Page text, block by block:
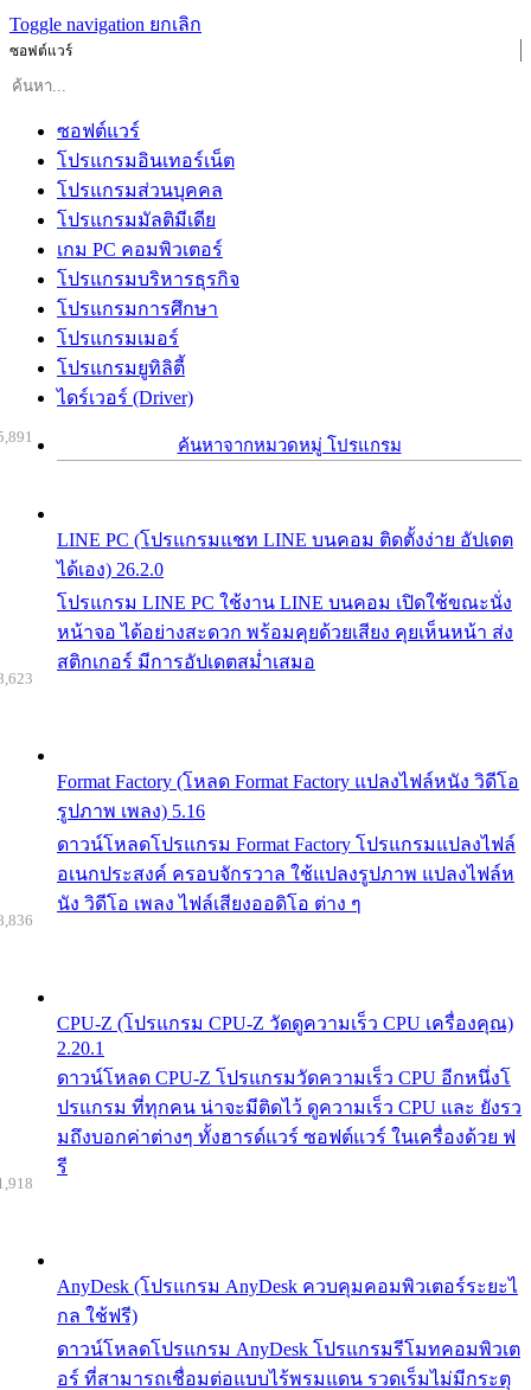
Toggle navigation ยกเลิก
ซอฟต์แวร์
ซอฟต์แวร์
โปรแกรมอินเทอร์เน็ต
โปรแกรมส่วนบุคคล
โปรแกรมมัลติมีเดีย
เกม PC คอมพิวเตอร์
โปรแกรมบริหารธุรกิจ
โปรแกรมการศึกษา
โปรแกรมเมอร์
โปรแกรมยูทิลิตี้
ไดร์เวอร์ (Driver)
ค้นหาจากหมวดหมู่ โปรแกรม
LINE PC (โปรแกรมแชท LINE บนคอม ติดตั้งง่าย อัปเดต
ได้เอง) 26.2.0
โปรแกรม LINE PC ใช้งาน LINE บนคอม เปิดใช้ขณะนั่ง
หน้าจอ ได้อย่างสะดวก พร้อมคุยด้วยเสียง คุยเห็นหน้า ส่ง
สติกเกอร์ มีการอัปเดตสม่ำเสมอ
Format Factory (โหลด Format Factory แปลงไฟล์หนัง วิดีโอ
รูปภาพ เพลง) 5.16
ดาวน์โหลดโปรแกรม Format Factory โปรแกรมแปลงไฟล์
อเนกประสงค์ ครอบจักรวาล ใช้แปลงรูปภาพ แปลงไฟล์ห
นัง วิดีโอ เพลง ไฟล์เสียงออดิโอ ต่าง ๆ
CPU-Z (โปรแกรม CPU-Z วัดดูความเร็ว CPU เครื่องคุณ)
2.20.1
ดาวน์โหลด CPU-Z โปรแกรมวัดความเร็ว CPU อีกหนึ่งโ
ปรแกรม ที่ทุกคน น่าจะมีติดไว้ ดูความเร็ว CPU และ ยังรว
มถึงบอกค่าต่างๆ ทั้งฮารด์แวร์ ซอฟต์แวร์ ในเครื่องด้วย ฟ
รี
AnyDesk (โปรแกรม AnyDesk ควบคุมคอมพิวเตอร์ระยะไ
กล ใช้ฟรี)
ดาวน์โหลดโปรแกรม AnyDesk โปรแกรมรีโมทคอมพิวเต
อร์ ที่สามารถเชื่อมต่อแบบไร้พรมแดน รวดเร็มไม่มีกระตุ